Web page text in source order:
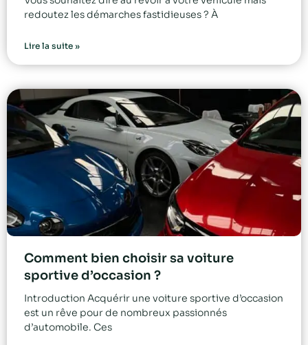
redoutez les démarches fastidieuses ? À
Lire la suite »
Comment bien choisir sa voiture
sportive d’occasion ?
Introduction Acquérir une voiture sportive d’occasion
est un rêve pour de nombreux passionnés
d’automobile. Ces